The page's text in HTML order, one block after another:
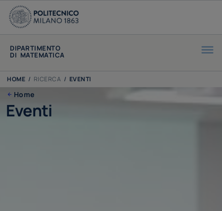
DIPARTIMENTO
DI MATEMATICA
HOME / RICERCA / EVENTI
Home
Eventi